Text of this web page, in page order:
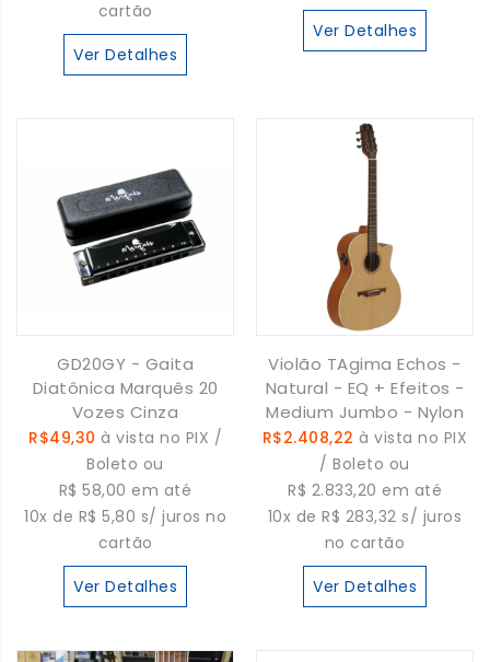
cartão
Ver Detalhes
Ver Detalhes
GD20GY - Gaita
Diatônica Marquês 20
Vozes Cinza
R$49,30 à vista no PIX /
Boleto ou
R$ 58,00 em até
10x de R$ 5,80 s/ juros no
cartão
Ver Detalhes
Violão TAgima Echos -
Natural - EQ + Efeitos -
Medium Jumbo - Nylon
R$2.408,22 à vista no PIX
/ Boleto ou
R$ 2.833,20 em até
10x de R$ 283,32 s/ juros
no cartão
Ver Detalhes